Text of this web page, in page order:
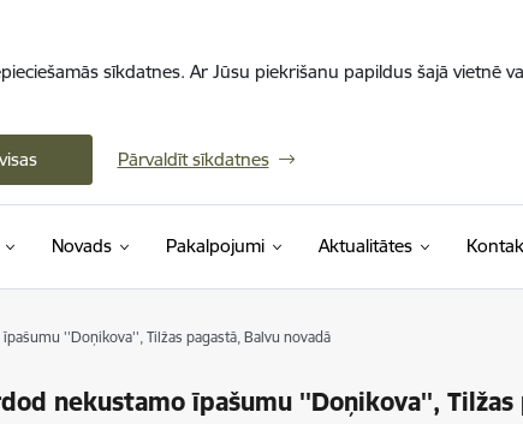
sīkdatnes. Ar Jūsu piekrišanu papildus šajā vietnē
Pārvaldīt sīkdatnes
Novads Pakalpojumi Aktualitātes
''Doņikova'', Tilžas pagastā, Balvu novadā
nekustamo īpašumu ''Doņikova'', Tilžas